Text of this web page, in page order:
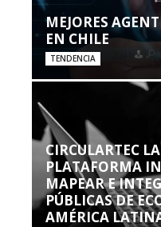
MEJORES
EN CHILE
TENDENCIA
CIRCULARTEC
PLATAFORMA
MAPEAR E
PÚBLICAS DE
AMÉRICA